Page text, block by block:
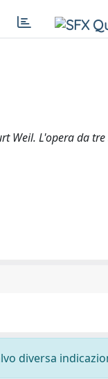
Weil. L'opera da tre
diversa